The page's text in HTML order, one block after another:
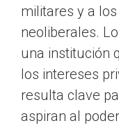
militares y a
neoliberales.
una institución
los intereses
resulta clave
aspiran al